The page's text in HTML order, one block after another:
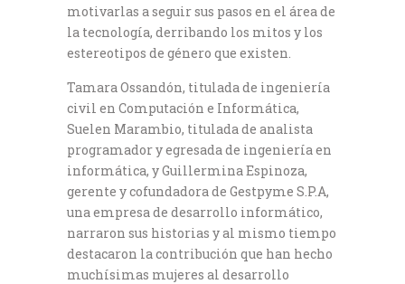
motivarlas a seguir sus pasos en el área de
la tecnología, derribando los mitos y los
estereotipos de género que existen.
Tamara Ossandón, titulada de ingeniería
civil en Computación e Informática,
Suelen Marambio, titulada de analista
programador y egresada de ingeniería en
informática, y Guillermina Espinoza,
gerente y cofundadora de Gestpyme S.P.A,
una empresa de desarrollo informático,
narraron sus historias y al mismo tiempo
destacaron la contribución que han hecho
muchísimas mujeres al desarrollo